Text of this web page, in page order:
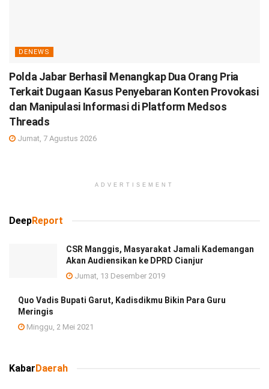
DENEWS
Polda Jabar Berhasil Menangkap Dua Orang Pria
Terkait Dugaan Kasus Penyebaran Konten Provokasi
dan Manipulasi Informasi di Platform Medsos
Threads
Jumat, 7 Agustus 2026
ADVERTISEMENT
DeepReport
CSR Manggis, Masyarakat Jamali Kademangan
Akan Audiensikan ke DPRD Cianjur
Jumat, 13 Desember 2019
Quo Vadis Bupati Garut, Kadisdikmu Bikin Para Guru
Meringis
Minggu, 2 Mei 2021
KabarDaerah